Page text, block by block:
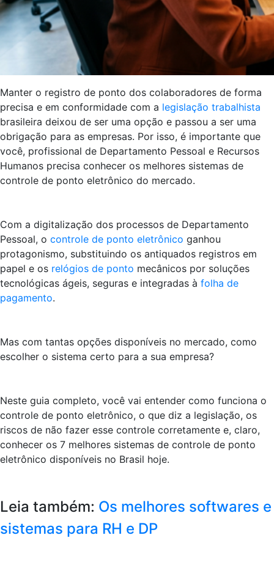
Manter o registro de ponto dos colaboradores de forma
precisa e em conformidade com a legislação trabalhista
brasileira deixou de ser uma opção e passou a ser uma
obrigação para as empresas. Por isso, é importante que
você, profissional de Departamento Pessoal e Recursos
Humanos precisa conhecer os melhores sistemas de
controle de ponto eletrônico do mercado.
Com a digitalização dos processos de Departamento
Pessoal, o controle de ponto eletrônico ganhou
protagonismo, substituindo os antiquados registros em
papel e os relógios de ponto mecânicos por soluções
tecnológicas ágeis, seguras e integradas à folha de
pagamento.
Mas com tantas opções disponíveis no mercado, como
escolher o sistema certo para a sua empresa?
Neste guia completo, você vai entender como funciona o
controle de ponto eletrônico, o que diz a legislação, os
riscos de não fazer esse controle corretamente e, claro,
conhecer os 7 melhores sistemas de controle de ponto
eletrônico disponíveis no Brasil hoje.
Leia também: Os melhores softwares e
sistemas para RH e DP